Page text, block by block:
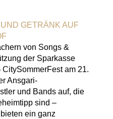
GETRÄNK AUF
von Songs &
der Sparkasse
am 21.
Ansgari-
und Bands auf, die
sind –
ein ganz